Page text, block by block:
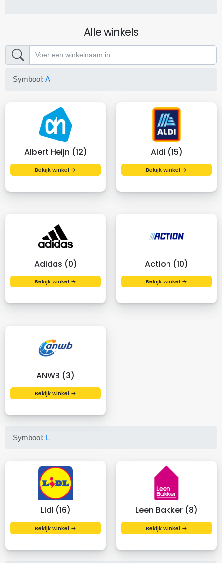
Alle winkels
Symbool:A
Albert Heijn (12)
Bekijk winkel →
Aldi (15)
Bekijk winkel →
Adidas (0)
Bekijk winkel →
Action (10)
Bekijk winkel →
ANWB (3)
Bekijk winkel →
Symbool: L
Lidl (16)
Bekijk winkel →
Leen Bakker (8)
Bekijk winkel →